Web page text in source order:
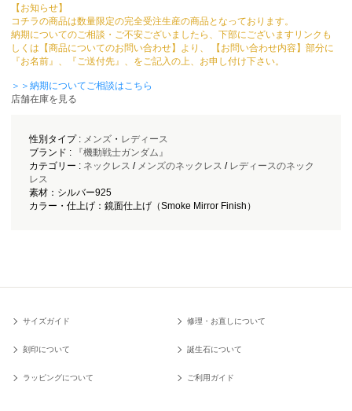
【お知らせ】
コチラの商品は数量限定の完全受注生産の商品となっております。
納期についてのご相談・ご不安ございましたら、下部にございますリンクも
しくは【商品についてのお問い合わせ】より、 【お問い合わせ内容】部分に
『お名前』、『ご送付先』、をご記入の上、お申し付け下さい。
＞＞納期についてご相談はこちら
店舗在庫を見る
性別タイプ : メンズ・ レディース
ブランド :
『機動戦士ガンダム』
カテゴリー : ネックレス / メンズのネックレス / レディースのネック
レス
素材：シルバー925
カラー・仕上げ：鏡面仕上げ（Smoke Mirror Finish）
サイズガイド 修理・お直しについて
刻印について 誕生石について
ラッピングについて ご利用ガイド